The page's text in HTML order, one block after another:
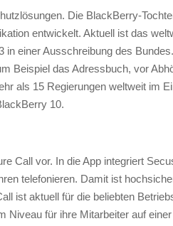
Die BlackBerry-
entwickelt. Aktuell ist das
einer Ausschreibung des
Beispiel das Adressbuch, vor
als 15 Regierungen weltweit im
10.
Call vor. In die App integriert
telefonieren. Damit ist
ist aktuell für die beliebten
für ihre Mitarbeiter auf